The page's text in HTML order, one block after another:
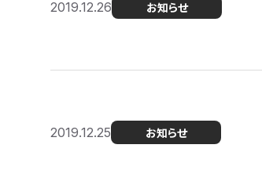
2019.12.26 お知らせ
2019.12.25 お知らせ